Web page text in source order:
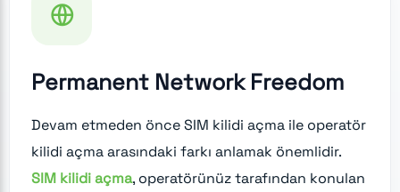
Permanent Network Freedom
Devam etmeden önce SIM kilidi açma ile operatör
kilidi açma arasındaki farkı anlamak önemlidir.
SIM kilidi açma, operatörünüz tarafından konulan